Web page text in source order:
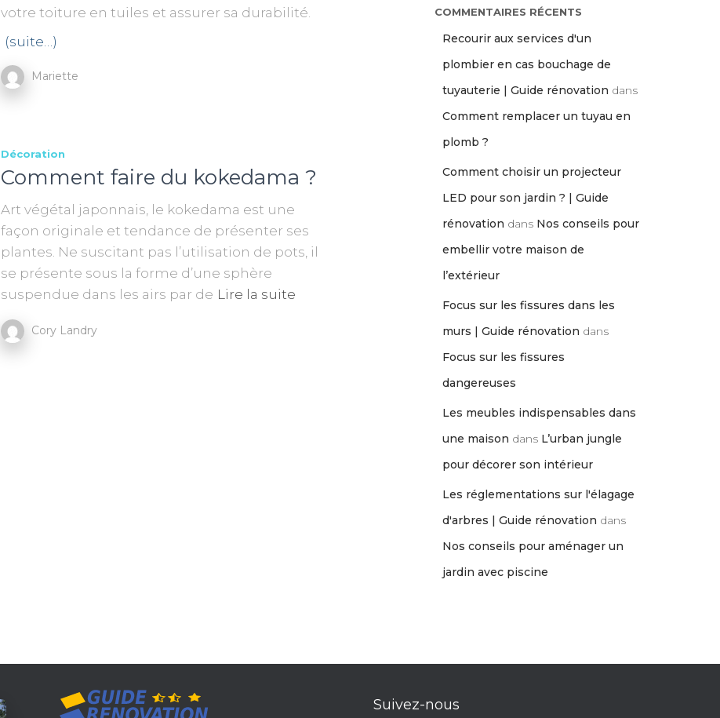
votre toiture en tuiles et assurer sa durabilité.
(suite…)
Mariette
Décoration
Comment faire du kokedama ?
Art végétal japonnais, le kokedama est une
façon originale et tendance de présenter ses
plantes. Ne suscitant pas l’utilisation de pots, il
se présente sous la forme d’une sphère
suspendue dans les airs par de Lire la suite
Cory Landry
COMMENTAIRES RÉCENTS
Recourir aux services d'un
plombier en cas bouchage de
tuyauterie | Guide rénovation dans
Comment remplacer un tuyau en
plomb ?
Comment choisir un projecteur
LED pour son jardin ? | Guide
rénovation dans Nos conseils pour
embellir votre maison de
l’extérieur
Focus sur les fissures dans les
murs | Guide rénovation dans
Focus sur les fissures
dangereuses
Les meubles indispensables dans
une maison dans L’urban jungle
pour décorer son intérieur
Les réglementations sur l'élagage
d'arbres | Guide rénovation dans
Nos conseils pour aménager un
jardin avec piscine
Suivez-nous